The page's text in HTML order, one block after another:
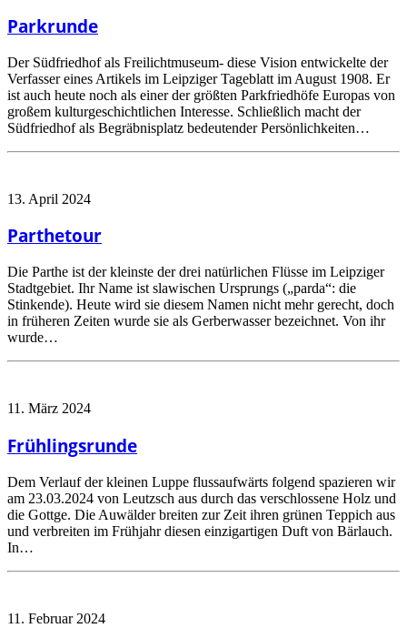
Parkrunde
Der Südfriedhof als Freilichtmuseum- diese Vision entwickelte der
Verfasser eines Artikels im Leipziger Tageblatt im August 1908. Er
ist auch heute noch als einer der größten Parkfriedhöfe Europas von
großem kulturgeschichtlichen Interesse. Schließlich macht der
Südfriedhof als Begräbnisplatz bedeutender Persönlichkeiten…
13. April 2024
Parthetour
Die Parthe ist der kleinste der drei natürlichen Flüsse im Leipziger
Stadtgebiet. Ihr Name ist slawischen Ursprungs („parda“: die
Stinkende). Heute wird sie diesem Namen nicht mehr gerecht, doch
in früheren Zeiten wurde sie als Gerberwasser bezeichnet. Von ihr
wurde…
11. März 2024
Frühlingsrunde
Dem Verlauf der kleinen Luppe flussaufwärts folgend spazieren wir
am 23.03.2024 von Leutzsch aus durch das verschlossene Holz und
die Gottge. Die Auwälder breiten zur Zeit ihren grünen Teppich aus
und verbreiten im Frühjahr diesen einzigartigen Duft von Bärlauch.
In…
11. Februar 2024